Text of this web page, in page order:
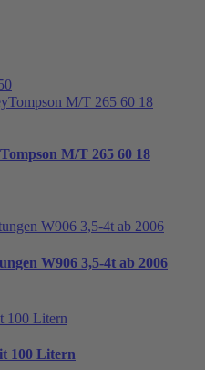
M/T 265 60 18
W906 3,5-4t ab 2006
100 Litern